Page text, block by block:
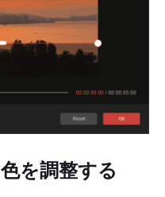
を調整する